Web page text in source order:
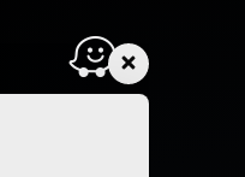
de atención
aquí para